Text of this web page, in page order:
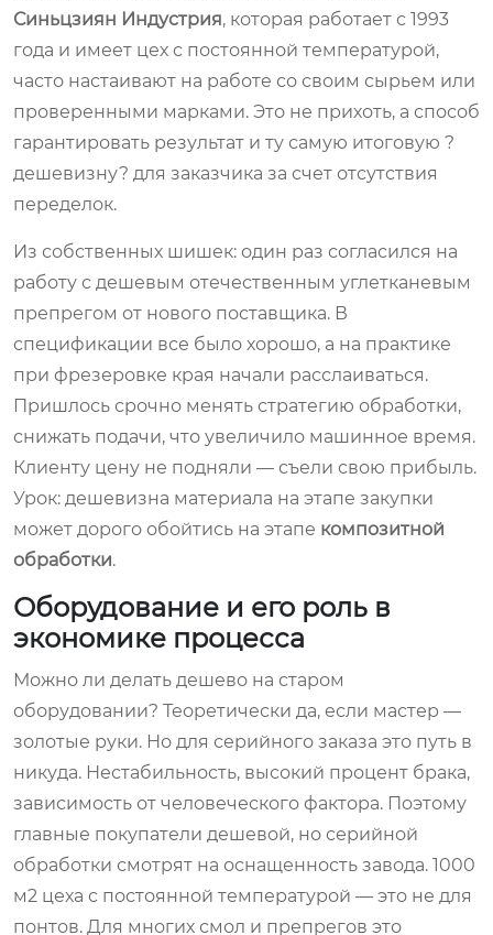
Синьцзиян Индустрия, которая работает с 1993
года и имеет цех с постоянной температурой,
часто настаивают на работе со своим сырьем или
проверенными марками. Это не прихоть, а способ
гарантировать результат и ту самую итоговую ?
дешевизну? для заказчика за счет отсутствия
переделок.
Из собственных шишек: один раз согласился на
работу с дешевым отечественным углетканевым
препрегом от нового поставщика. В
спецификации все было хорошо, а на практике
при фрезеровке края начали расслаиваться.
Пришлось срочно менять стратегию обработки,
снижать подачи, что увеличило машинное время.
Клиенту цену не подняли — съели свою прибыль.
Урок: дешевизна материала на этапе закупки
может дорого обойтись на этапе композитной
обработки.
Оборудование и его роль в
экономике процесса
Можно ли делать дешево на старом
оборудовании? Теоретически да, если мастер —
золотые руки. Но для серийного заказа это путь в
никуда. Нестабильность, высокий процент брака,
зависимость от человеческого фактора. Поэтому
главные покупатели дешевой, но серийной
обработки смотрят на оснащенность завода. 1000
м2 цеха с постоянной температурой — это не для
понтов. Для многих смол и препрегов это